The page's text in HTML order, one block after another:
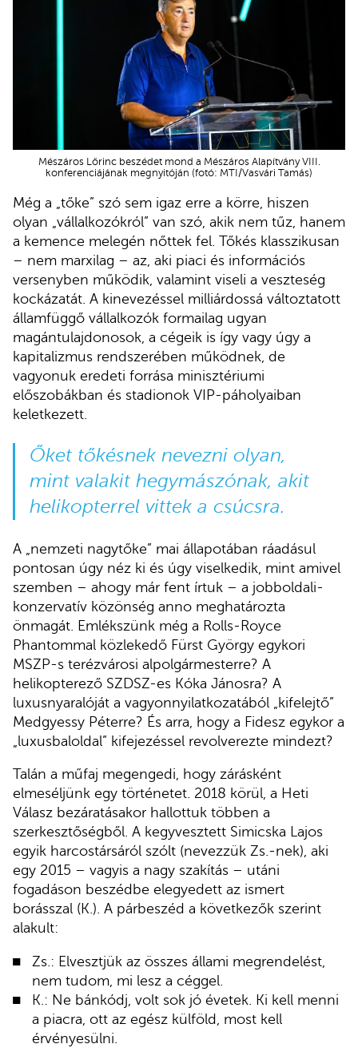
Mészáros Lőrinc beszédet mond a Mészáros Alapítvány VIII.
konferenciájának megnyitóján (fotó: MTI/Vasvári Tamás)
Még a „tőke” szó sem igaz erre a körre, hiszen
olyan „vállalkozókról” van szó, akik nem tűz, hanem
a kemence melegén nőttek fel. Tőkés klasszikusan
– nem marxilag – az, aki piaci és információs
versenyben működik, valamint viseli a veszteség
kockázatát. A kinevezéssel milliárdossá változtatott
államfüggő vállalkozók formailag ugyan
magántulajdonosok, a cégeik is így vagy úgy a
kapitalizmus rendszerében működnek, de
vagyonuk eredeti forrása minisztériumi
előszobákban és stadionok VIP-páholyaiban
keletkezett.
Őket tőkésnek nevezni olyan,
mint valakit hegymászónak, akit
helikopterrel vittek a csúcsra.
A „nemzeti nagytőke” mai állapotában ráadásul
pontosan úgy néz ki és úgy viselkedik, mint amivel
szemben – ahogy már fent írtuk – a jobboldali-
konzervatív közönség anno meghatározta
önmagát. Emlékszünk még a Rolls-Royce
Phantommal közlekedő Fürst György egykori
MSZP-s terézvárosi alpolgármesterre? A
helikopterező SZDSZ-es Kóka Jánosra? A
luxusnyaralóját a vagyonnyilatkozatából „kifelejtő”
Medgyessy Péterre? És arra, hogy a Fidesz egykor a
„luxusbaloldal” kifejezéssel revolverezte mindezt?
Talán a műfaj megengedi, hogy zárásként
elmeséljünk egy történetet. 2018 körül, a Heti
Válasz bezáratásakor hallottuk többen a
szerkesztőségből. A kegyvesztett Simicska Lajos
egyik harcostársáról szólt (nevezzük Zs.-nek), aki
egy 2015 – vagyis a nagy szakítás – utáni
fogadáson beszédbe elegyedett az ismert
borásszal (K.). A párbeszéd a következők szerint
alakult:
Zs.: Elvesztjük az összes állami megrendelést,
nem tudom, mi lesz a céggel.
K.: Ne bánkódj, volt sok jó évetek. Ki kell menni
a piacra, ott az egész külföld, most kell
érvényesülni.